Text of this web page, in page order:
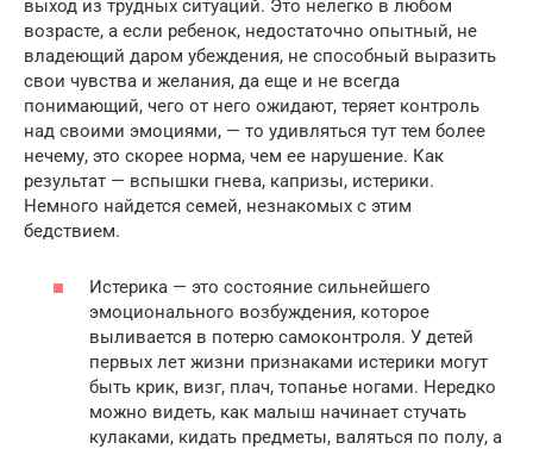
выход из трудных ситуаций. Это нелегко в любом
возрасте, а если ребенок, недостаточно опытный, не
владеющий даром убеждения, не способный выразить
свои чувства и желания, да еще и не всегда
понимающий, чего от него ожидают, теряет контроль
над своими эмоциями, — то удивляться тут тем более
нечему, это скорее норма, чем ее нарушение. Как
результат — вспышки гнева, капризы, истерики.
Немного найдется семей, незнакомых с этим
бедствием.
Истерика — это состояние сильнейшего
эмоционального возбуждения, которое
выливается в потерю самоконтроля. У детей
первых лет жизни признаками истерики могут
быть крик, визг, плач, топанье ногами. Нередко
можно видеть, как малыш начинает стучать
кулаками, кидать предметы, валяться по полу, а